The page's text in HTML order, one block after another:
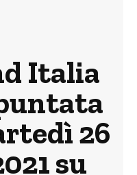
Italia
26
su